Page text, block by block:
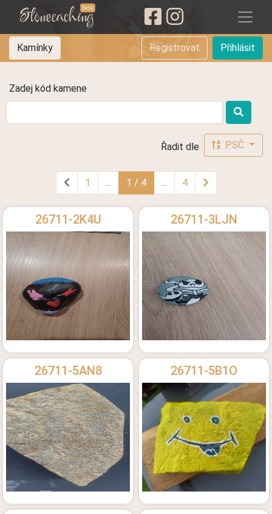
Stonecaching
Beta
Kamínky Registrovat Přihlásit
Zadej kód kamene
Řadit dle PSČ
1 ... 1 / 4 ... 4
26711-2K4U 26711-3LJN
26711-5AN8 26711-5B1O